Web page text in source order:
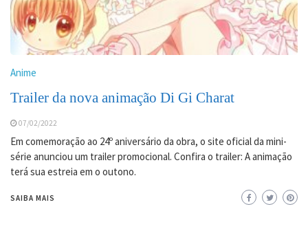
Anime
Trailer da nova animação Di Gi Charat
07/02/2022
Em comemoração ao 24º aniversário da obra, o site oficial da mini-
série anunciou um trailer promocional. Confira o trailer: A animação
terá sua estreia em o outono.
SAIBA MAIS